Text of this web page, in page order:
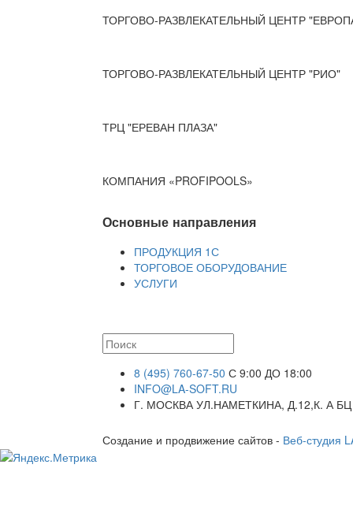
ТОРГОВО-РАЗВЛЕКАТЕЛЬНЫЙ ЦЕНТР
ТОРГОВО-РАЗВЛЕКАТЕЛЬНЫЙ ЦЕНТР "РИО"
ТРЦ "ЕРЕВАН ПЛАЗА"
КОМПАНИЯ «PROFIPOOLS»
Основные направления
ПРОДУКЦИЯ 1С
ТОРГОВОЕ ОБОРУДОВАНИЕ
УСЛУГИ
8 (495) 760-67-50 С 9:00 ДО 18:00
INFO@LA-SOFT.RU
Г. МОСКВА УЛ.НАМЕТКИНА, Д.12,К. А
Создание и продвижение сайтов - Веб-студия